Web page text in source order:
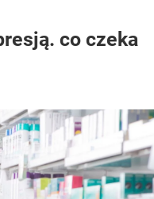
co czeka